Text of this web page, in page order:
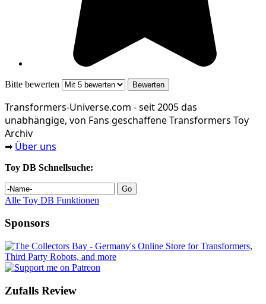
Bitte bewerten
Transformers‑Universe.com - seit 2005 das
unabhängige, von Fans geschaffene Transformers Toy
Archiv
➡ Über uns
Toy DB Schnellsuche:
Alle Toy DB Funktionen
Sponsors
Zufalls Review